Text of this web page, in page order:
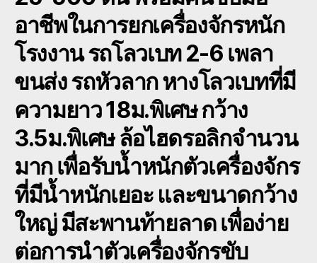
อาชีพในการยกเครื่องจักรหนัก
โรงงาน รถโลวเบท 2-6 เพลา
ขนส่ง รถหัวลาก หางโลวเบทที่มี
ความยาว 18ม.พิเศษ กว้าง
3.5ม.พิเศษ ล้อไฮดรอลิกจำนวน
มาก เพื่อรับน้ำหนักตัวเครื่องจักร
ที่มีน้ำหนักเยอะ และขนาดกว้าง
ใหญ่ มีสะพานท้ายลาด เพื่อง่าย
ต่อการนำตัวเครื่องจักรขับ